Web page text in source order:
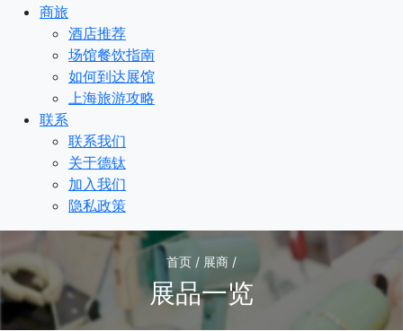
商旅
酒店推荐
场馆餐饮指南
如何到达展馆
上海旅游攻略
联系
联系我们
关于德钛
加入我们
隐私政策
首页 / 展商 /
展品一览